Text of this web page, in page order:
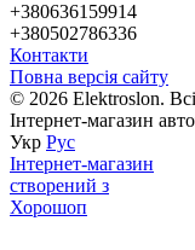
+380636159914
+380502786336
Контакти
Повна версія сайту
© 2026 Elektroslon.
Інтернет-магазин
Укр Рус
Інтернет-магазин
створений з
Хорошоп